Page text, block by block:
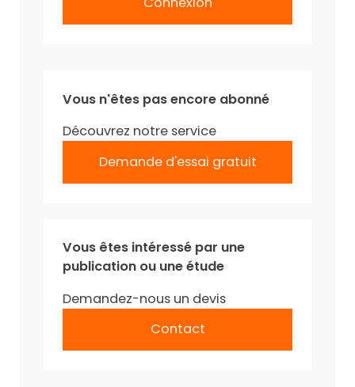
Vous n'êtes pas encore abonné
Découvrez notre service
Demande d'essai gratuit
Vous êtes intéressé par une
publication ou une étude
Demandez-nous un devis
Contact